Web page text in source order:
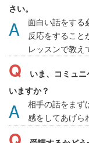
さい。
面白い話をする
反応をすること
レッスンで教え
いま、コミュ
いますか？
相手の話をまず
感をしてあげら